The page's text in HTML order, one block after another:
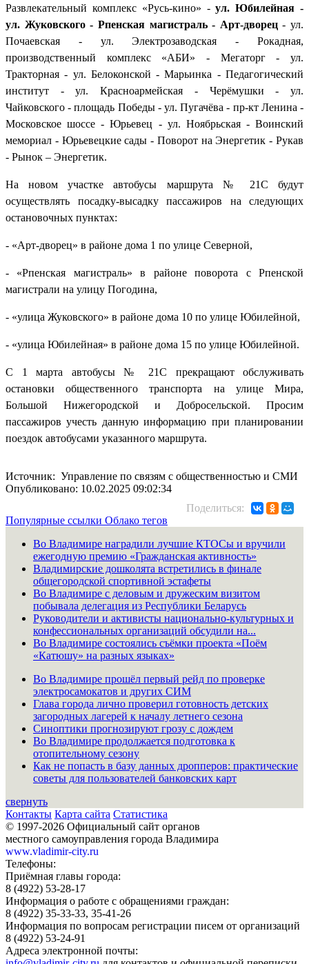
Развлекательный комплекс «Русь-кино» -ул. Юбилейная -
ул. Жуковского - Рпенская магистраль - Арт-дворец- ул.
Почаевская - ул. Электрозаводская - Рокадная,
производственный комплекс «АБИ» - Мегаторг - ул.
Тракторная - ул. Белоконской - Марьинка - Педагогический
институт - ул. Красноармейская - Черёмушки - ул.
Чайковского - площадь Победы - ул. Пугачёва - пр-кт Ленина -
Московское шоссе - Юрьевец - ул. Ноябрьская - Воинский
мемориал - Юрьевецкие сады - Поворот на Энергетик - Рукав
- Рынок – Энергетик.
На новом участке автобусы маршрута № 21С будут
осуществлять посадку-высадку пассажиров на следующих
остановочных пунктах:
- «Арт-дворец» в районе дома 1 по улице Северной,
- «Рпенская магистраль» в районе поворота с Рпенской
магистрали на улицу Погодина,
- «улица Жуковского» в районе дома 10 по улице Юбилейной,
- «улица Юбилейная» в районе дома 15 по улице Юбилейной.
С 1 марта автобусы № 21С прекращают обслуживать
остановки общественного транспорта на улице Мира,
Большой Нижегородской и Добросельской. Просим
пассажиров учесть данную информацию при планировании
поездок автобусами указанного маршрута.
Источник: Управление по связям с общественностью и СМИ
Опубликовано: 10.02.2025 09:02:34
Поделиться:
Популярные ссылки Облако тегов
Во Владимире наградили лучшие КТОСы и вручили
ежегодную премию «Гражданская активность»
Владимирские дошколята встретились в финале
общегородской спортивной эстафеты
Во Владимире с деловым и дружеским визитом
побывала делегация из Республики Беларусь
Руководители и активисты национально-культурных и
конфессиональных организаций обсудили на...
Во Владимире состоялись съёмки проекта «Поём
«Катюшу» на разных языках»
Во Владимире прошёл первый рейд по проверке
электросамокатов и других СИМ
Глава города лично проверил готовность детских
загородных лагерей к началу летнего сезона
Синоптики прогнозируют грозу с дождем
Во Владимире продолжается подготовка к
отопительному сезону
Как не попасть в базу данных дропперов: практические
советы для пользователей банковских карт
свернуть
Контакты Карта сайта Статистика
© 1997-2026 Официальный сайт органов
местного самоуправления города Владимира
www.vladimir-city.ru
Телефоны:
Приёмная главы города:
8 (4922) 53-28-17
Информация о работе с обращениями граждан:
8 (4922) 35-33-33, 35-41-26
Информация по вопросам регистрации писем от организаций
8 (4922) 53-24-91
Адреса электронной почты: